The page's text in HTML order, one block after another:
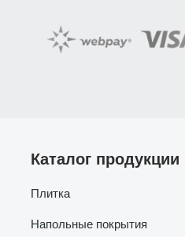
Каталог продукции
Плитка
Напольные покрытия